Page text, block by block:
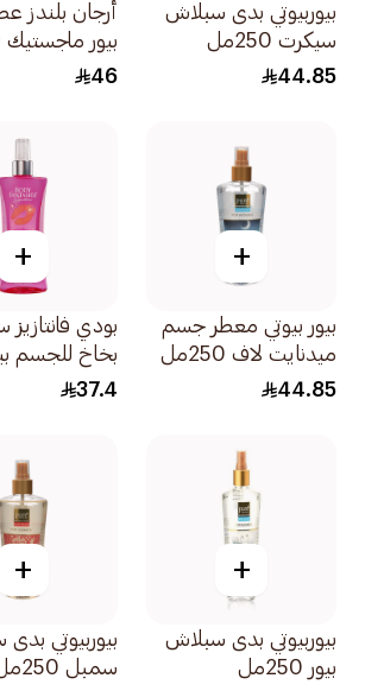
بيوربيوتي بدى سبلاش
سيكرت 250مل
44.85
أرجان بلندز
بيور ماجستيك 100مل
46
+
بيور بيوتي معطر جسم
ميدنايت لاف 250مل
44.85
+
بودي
بخاخ للجسم
فانيليا كيس 236مل
37.4
+
بيوربيوتي بدى سبلاش
بيور 250مل
+
بيوربيوتي
سمبل 250مل